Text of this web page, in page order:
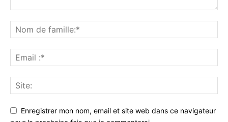
Enregistrer mon nom, email et site web dans ce navigateur